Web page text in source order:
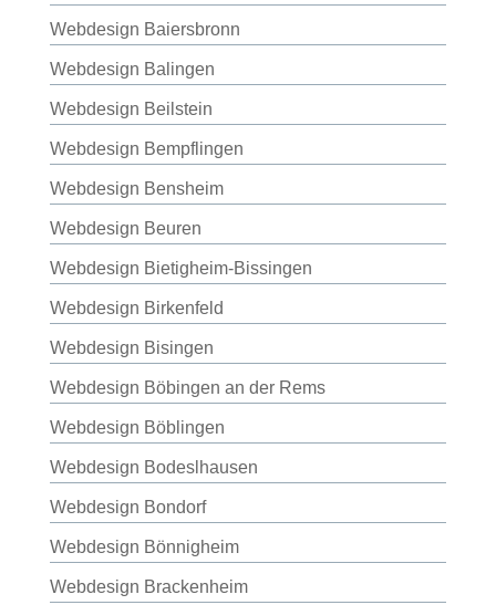
Webdesign Baiersbronn
Webdesign Balingen
Webdesign Beilstein
Webdesign Bempflingen
Webdesign Bensheim
Webdesign Beuren
Webdesign Bietigheim-Bissingen
Webdesign Birkenfeld
Webdesign Bisingen
Webdesign Böbingen an der Rems
Webdesign Böblingen
Webdesign Bodeslhausen
Webdesign Bondorf
Webdesign Bönnigheim
Webdesign Brackenheim